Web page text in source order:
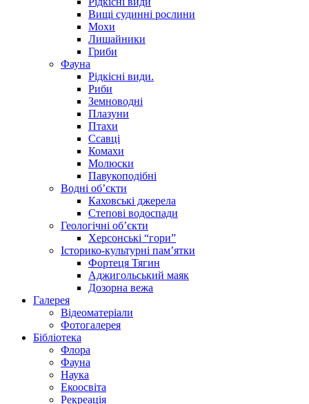
Вищі судинні рослини
Мохи
Лишайники
Гриби
Фауна
Рідкісні види.
Риби
Земноводні
Плазуни
Птахи
Ссавці
Комахи
Молюски
Павукоподібні
Водні об’єкти
Каховські джерела
Степові водоспади
Геологічні об’єкти
Херсонські “гори”
Історико-культурні пам’ятки
Фортеця Тягин
Аджигольський маяк
Дозорна вежа
Галерея
Відеоматеріали
Фотогалерея
Бібліотека
Флора
Фауна
Наука
Екоосвіта
Рекреація